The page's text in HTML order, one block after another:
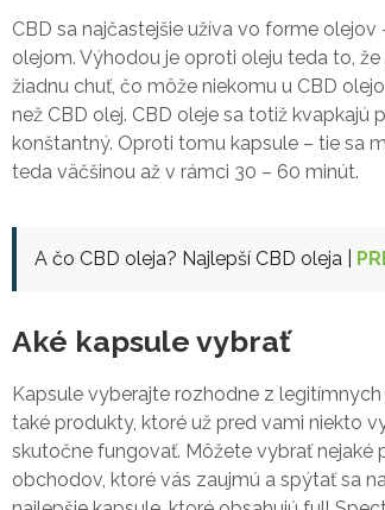
CBD sa najčastejšie užíva vo forme
olejom. Výhodou je oproti oleju teda to,
žiadnu chuť, čo môže niekomu u CBD
než CBD olej. CBD oleje sa totiž
konštantný. Oproti tomu kapsule – tie sa
teda väčšinou až v rámci 30 – 60 minút.
A čo CBD oleja? Najlepší CBD oleja |
Aké kapsule vybrať
Kapsule vyberajte rozhodne z
také produkty, ktoré už pred vami niekto
skutočne fungovať. Môžete vybrať nejaké
obchodov, ktoré vás zaujmú a spýtať sa